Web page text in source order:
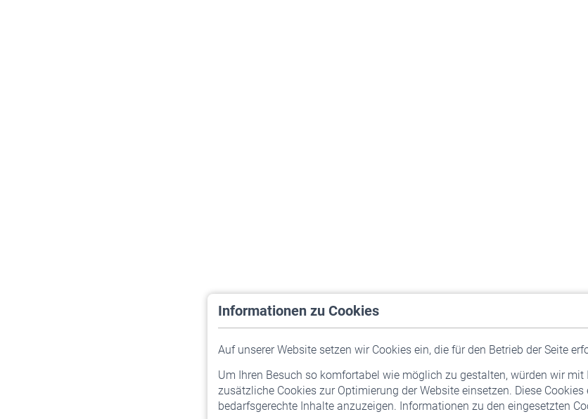
Informationen zu Cookies
Auf unserer Website setzen wir Cookies ein, die für den Betrieb der Seite
Um Ihren Besuch so komfortabel wie möglich zu gestalten, würden wir mit
zusätzliche Cookies zur Optimierung der Website einsetzen. Diese
bedarfsgerechte Inhalte anzuzeigen. Informationen zu den eingesetzten